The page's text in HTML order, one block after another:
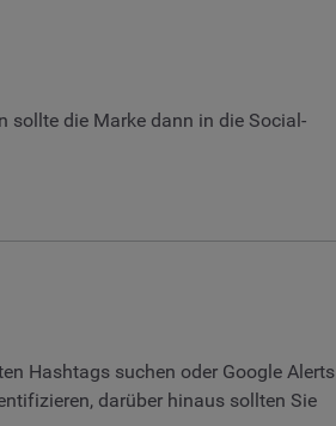
sollte die Marke dann in die Social-
Hashtags suchen oder Google Alerts
darüber hinaus sollten Sie